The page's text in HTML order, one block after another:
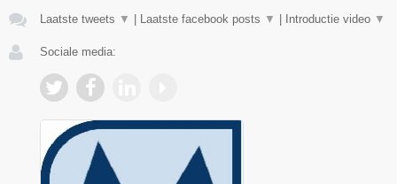
Laatste tweets ▼ Laatste facebook posts ▼ Introductie video ▼
Sociale media: